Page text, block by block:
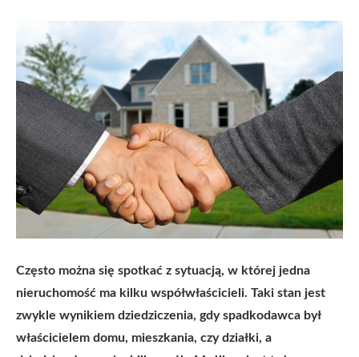
Często można się spotkać z sytuacją, w której jedna
nieruchomość ma kilku współwłaścicieli. Taki stan jest
zwykle wynikiem dziedziczenia, gdy spadkodawca był
właścicielem domu, mieszkania, czy działki, a